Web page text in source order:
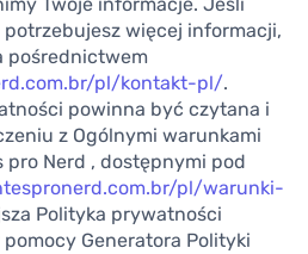
więcej informacji,
pośrednictwem
pl/kontakt-pl/.
powinna być czytana i
z Ogólnymi warunkami
pro Nerd , dostępnymi pod
pl/warunki-
Polityka prywatności
Generatora Polityki